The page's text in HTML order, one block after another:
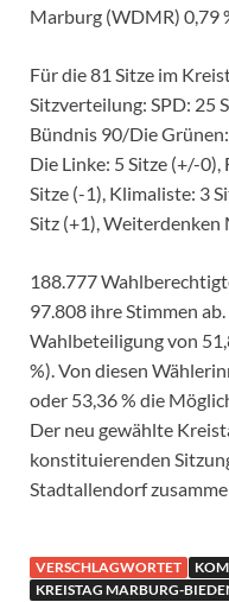
Marburg (WDMR) 0,79
Für die 81 Sitze im
Sitzverteilung: SPD: 25
Bündnis 90/Die
Die Linke: 5 Sitze (+/-0),
Sitze (-1), Klimaliste: 3
Sitz (+1), Weiterdenken
188.777
97.808 ihre Stimmen
Wahlbeteiligung von
%). Von diesen
oder 53,36 % die
Der neu gewählte
konstituierenden
Stadtallendorf
VERSCHLAGWORTET
KREISTAG MARBURG-